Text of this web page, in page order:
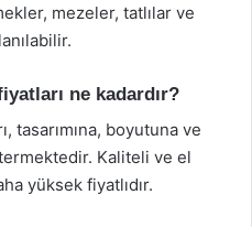
mezeler, tatlılar ve
ne kadardır?
tasarımına, boyutuna ve
Kaliteli ve el
yüksek fiyatlıdır.